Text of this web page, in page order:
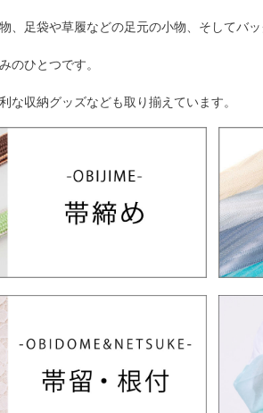
、足袋や草履などの足元の小物、そしてバッ
のひとつです。
な収納グッズなども取り揃えています。